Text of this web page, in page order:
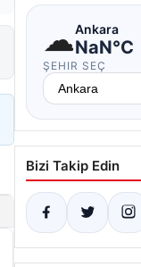
☁Ankara
NaN°C
ŞEHIR SEÇ
Bizi Takip Edin